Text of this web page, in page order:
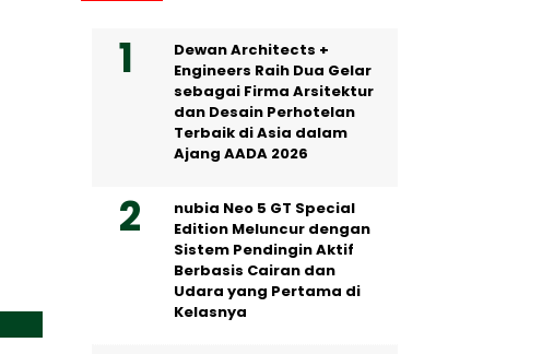
Dewan Architects +
Engineers Raih Dua Gelar
sebagai Firma Arsitektur
dan Desain Perhotelan
Terbaik di Asia dalam
Ajang AADA 2026
nubia Neo 5 GT Special
Edition Meluncur dengan
Sistem Pendingin Aktif
Berbasis Cairan dan
Udara yang Pertama di
Kelasnya